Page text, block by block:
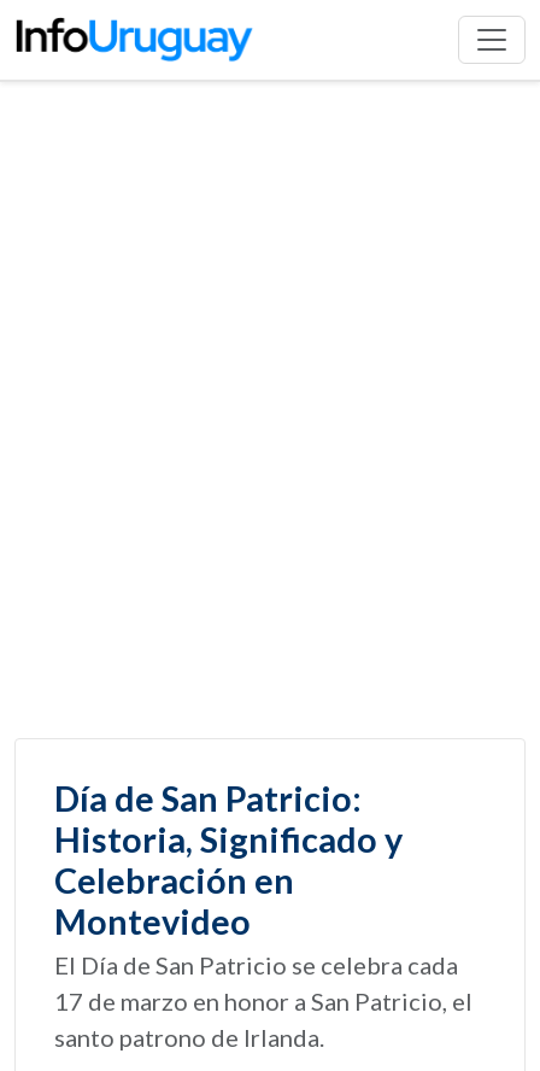
Día de San Patricio:
Historia, Significado y
Celebración en
Montevideo
El Día de San Patricio se celebra cada
17 de marzo en honor a San Patricio, el
santo patrono de Irlanda.